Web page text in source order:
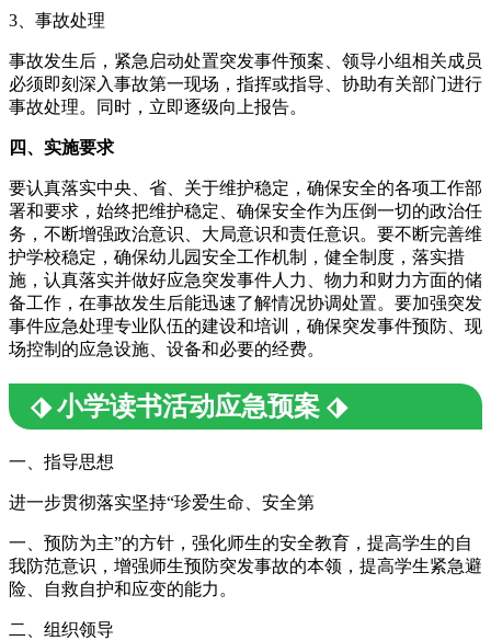
3、事故处理
事故发生后，紧急启动处置突发事件预案、领导小组相关成员
必须即刻深入事故第一现场，指挥或指导、协助有关部门进行
事故处理。同时，立即逐级向上报告。
四、实施要求
要认真落实中央、省、关于维护稳定，确保安全的各项工作部
署和要求，始终把维护稳定、确保安全作为压倒一切的政治任
务，不断增强政治意识、大局意识和责任意识。要不断完善维
护学校稳定，确保幼儿园安全工作机制，健全制度，落实措
施，认真落实并做好应急突发事件人力、物力和财力方面的储
备工作，在事故发生后能迅速了解情况协调处置。要加强突发
事件应急处理专业队伍的建设和培训，确保突发事件预防、现
场控制的应急设施、设备和必要的经费。
⬗ 小学读书活动应急预案 ⬗
一、指导思想
进一步贯彻落实坚持“珍爱生命、安全第
一、预防为主”的方针，强化师生的安全教育，提高学生的自
我防范意识，增强师生预防突发事故的本领，提高学生紧急避
险、自救自护和应变的能力。
二、组织领导